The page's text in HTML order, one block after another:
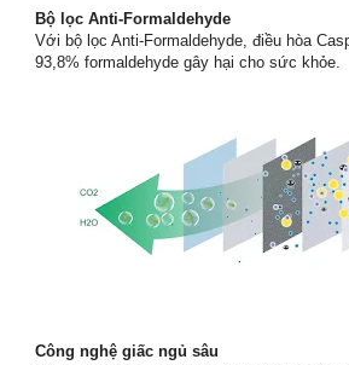
Bộ lọc Anti-Formaldehyde
Với bộ lọc Anti-Formaldehyde, điều hòa
93,8% formaldehyde gây hại cho sức khỏe.
Công nghệ giấc ngủ sâu